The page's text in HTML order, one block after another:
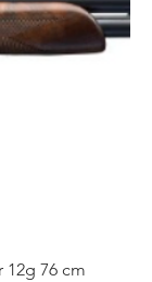
12g 76 cm